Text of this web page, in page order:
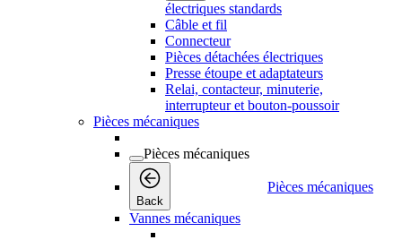
électriques standards
Câble et fil
Connecteur
Pièces détachées électriques
Presse étoupe et adaptateurs
Relai, contacteur, minuterie,
interrupteur et bouton-poussoir
Pièces mécaniques
Pièces mécaniques
Back
Pièces mécaniques
Vannes mécaniques